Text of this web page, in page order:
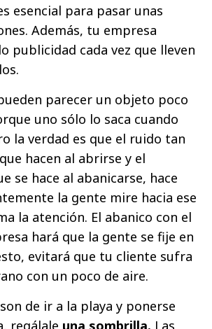
esencial para pasar unas
Además, tu empresa
publicidad cada vez que lleven
parecer un objeto poco
uno sólo lo saca cuando
la verdad es que el ruido tan
hacen al abrirse y el
se hace al abanicarse, hace
la gente mire hacia ese
la atención. El abanico con el
hará que la gente se fije en
evitará que tu cliente sufra
con un poco de aire.
de ir a la playa y ponerse
regálale una sombrilla. Las